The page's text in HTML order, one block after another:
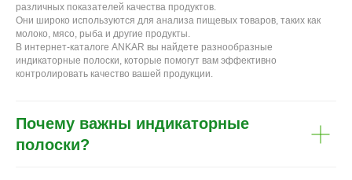
различных показателей качества продуктов.
Они широко используются для анализа пищевых товаров, таких как
молоко, мясо, рыба и другие продукты.
В интернет-каталоге ANKAR вы найдете разнообразные
индикаторные полоски, которые помогут вам эффективно
контролировать качество вашей продукции.
Почему важны индикаторные
полоски?